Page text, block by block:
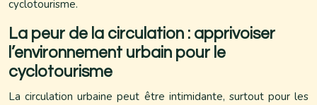
cyclotourisme.
La peur de la circulation : apprivoiser
l’environnement urbain pour le
cyclotourisme
La circulation urbaine peut être intimidante, surtout pour les